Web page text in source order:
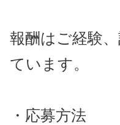
報酬はご経験
ています。
・応募方法